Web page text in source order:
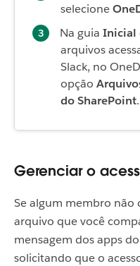
selecione
Na guia Inicial
arquivos
Slack, no
opção
do SharePoint.
Gerenciar o
Se algum membro não
arquivo que você
mensagem dos apps
solicitando que o